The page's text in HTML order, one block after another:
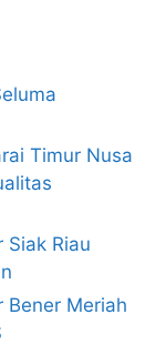
Timur Nusa
Siak Riau
Bener Meriah